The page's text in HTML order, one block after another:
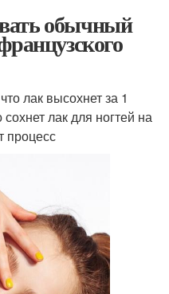
обычный
лак высохнет за 1
лак для ногтей на
процесс